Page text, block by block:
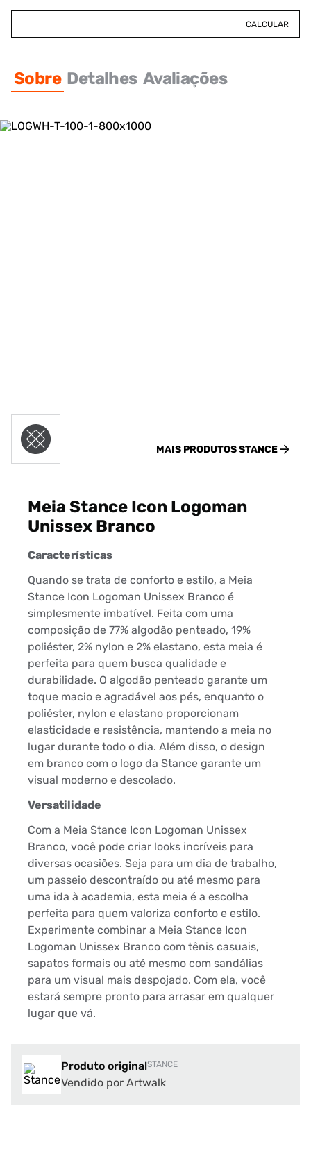
CALCULAR
Sobre Detalhes Avaliações
MAIS PRODUTOSSTANCE
Meia Stance Icon Logoman
Unissex Branco
Características
Quando se trata de conforto e estilo, a Meia
Stance Icon Logoman Unissex Branco é
simplesmente imbatível. Feita com uma
composição de 77% algodão penteado, 19%
poliéster, 2% nylon e 2% elastano, esta meia é
perfeita para quem busca qualidade e
durabilidade. O algodão penteado garante um
toque macio e agradável aos pés, enquanto o
poliéster, nylon e elastano proporcionam
elasticidade e resistência, mantendo a meia no
lugar durante todo o dia. Além disso, o design
em branco com o logo da Stance garante um
visual moderno e descolado.
Versatilidade
Com a Meia Stance Icon Logoman Unissex
Branco, você pode criar looks incríveis para
diversas ocasiões. Seja para um dia de trabalho,
um passeio descontraído ou até mesmo para
uma ida à academia, esta meia é a escolha
perfeita para quem valoriza conforto e estilo.
Experimente combinar a Meia Stance Icon
Logoman Unissex Branco com tênis casuais,
sapatos formais ou até mesmo com sandálias
para um visual mais despojado. Com ela, você
estará sempre pronto para arrasar em qualquer
lugar que vá.
Produto originalSTANCE
Vendido por Artwalk